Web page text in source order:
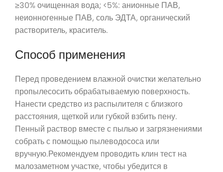
≥30% очищенная вода; <5%: анионные ПАВ,
неионногенные ПАВ, соль ЭДТА, органический
растворитель, краситель.
Способ применения
Перед проведением влажной очистки желательно
пропылесосить обрабатываемую поверхность.
Нанести средство из распылителя с близкого
расстояния, щеткой или губкой взбить пену.
Пенный раствор вместе с пылью и загрязнениями
собрать с помощью пылеводососа или
вручную.Рекомендуем проводить клин тест на
малозаметном участке, чтобы убедится в